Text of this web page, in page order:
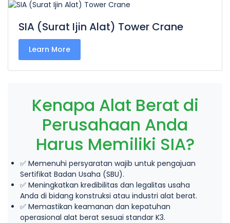
SIA (Surat Ijin Alat) Tower Crane
Learn More
Kenapa Alat Berat di
Perusahaan Anda
Harus Memiliki SIA?
✅ Memenuhi persyaratan wajib untuk pengajuan
Sertifikat Badan Usaha (SBU).
✅ Meningkatkan kredibilitas dan legalitas usaha
Anda di bidang konstruksi atau industri alat berat.
✅ Memastikan keamanan dan kepatuhan
operasional alat berat sesuai standar K3.